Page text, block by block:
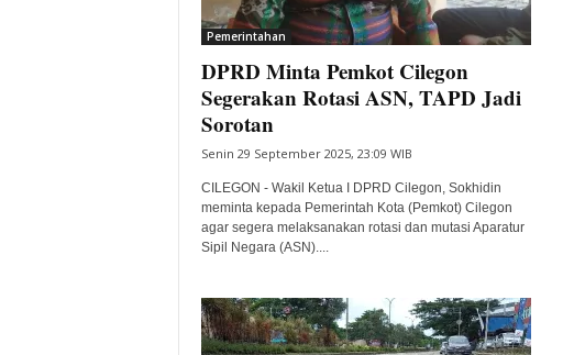
Pemerintahan
DPRD Minta Pemkot Cilegon
Segerakan Rotasi ASN, TAPD Jadi
Sorotan
Senin 29 September 2025, 23:09 WIB
CILEGON - Wakil Ketua I DPRD Cilegon, Sokhidin
meminta kepada Pemerintah Kota (Pemkot) Cilegon
agar segera melaksanakan rotasi dan mutasi Aparatur
Sipil Negara (ASN)....